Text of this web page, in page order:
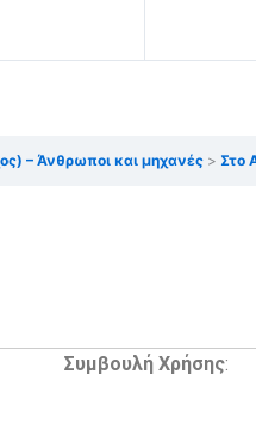
– Άνθρωποι και μηχανές Στο
Συμβουλή Χρήσης: